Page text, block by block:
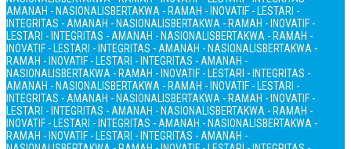
AMANAH - NASIONALISBERTAKWA - RAMAH - INOVATIF - LESTARI -
INTEGRITAS - AMANAH - NASIONALISBERTAKWA - RAMAH - INOVATIF -
LESTARI - INTEGRITAS - AMANAH - NASIONALISBERTAKWA - RAMAH -
INOVATIF - LESTARI - INTEGRITAS - AMANAH - NASIONALISBERTAKWA -
RAMAH - INOVATIF - LESTARI - INTEGRITAS - AMANAH -
NASIONALISBERTAKWA - RAMAH - INOVATIF - LESTARI - INTEGRITAS -
AMANAH - NASIONALISBERTAKWA - RAMAH - INOVATIF - LESTARI -
INTEGRITAS - AMANAH - NASIONALISBERTAKWA - RAMAH - INOVATIF -
LESTARI - INTEGRITAS - AMANAH - NASIONALISBERTAKWA - RAMAH -
INOVATIF - LESTARI - INTEGRITAS - AMANAH - NASIONALISBERTAKWA -
RAMAH - INOVATIF - LESTARI - INTEGRITAS - AMANAH -